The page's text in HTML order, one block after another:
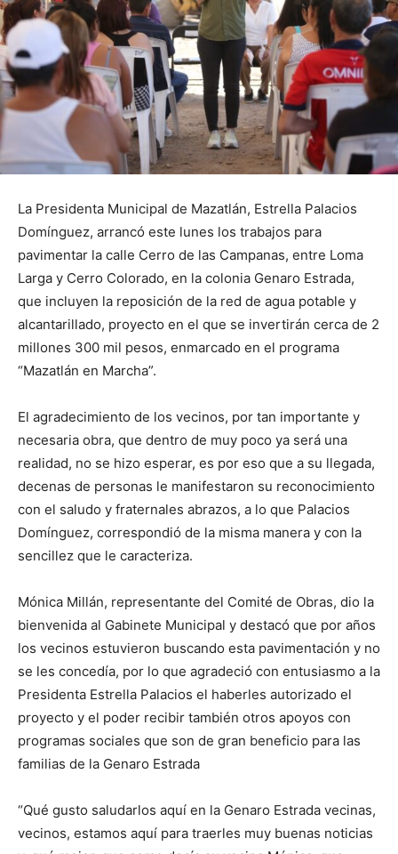
La Presidenta Municipal de Mazatlán, Estrella Palacios
Domínguez, arrancó este lunes los trabajos para
pavimentar la calle Cerro de las Campanas, entre Loma
Larga y Cerro Colorado, en la colonia Genaro Estrada,
que incluyen la reposición de la red de agua potable y
alcantarillado, proyecto en el que se invertirán cerca de 2
millones 300 mil pesos, enmarcado en el programa
“Mazatlán en Marcha”.
El agradecimiento de los vecinos, por tan importante y
necesaria obra, que dentro de muy poco ya será una
realidad, no se hizo esperar, es por eso que a su llegada,
decenas de personas le manifestaron su reconocimiento
con el saludo y fraternales abrazos, a lo que Palacios
Domínguez, correspondió de la misma manera y con la
sencillez que le caracteriza.
Mónica Millán, representante del Comité de Obras, dio la
bienvenida al Gabinete Municipal y destacó que por años
los vecinos estuvieron buscando esta pavimentación y no
se les concedía, por lo que agradeció con entusiasmo a la
Presidenta Estrella Palacios el haberles autorizado el
proyecto y el poder recibir también otros apoyos con
programas sociales que son de gran beneficio para las
familias de la Genaro Estrada
“Qué gusto saludarlos aquí en la Genaro Estrada vecinas,
vecinos, estamos aquí para traerles muy buenas noticias